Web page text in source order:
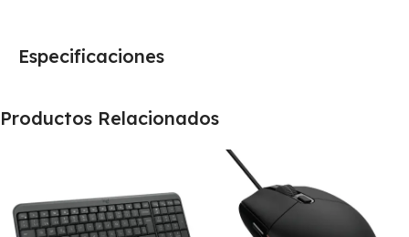
Especificaciones
Productos Relacionados